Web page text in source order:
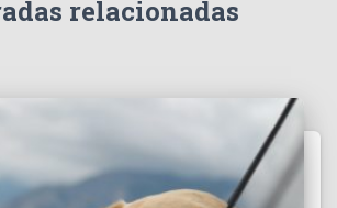
relacionadas